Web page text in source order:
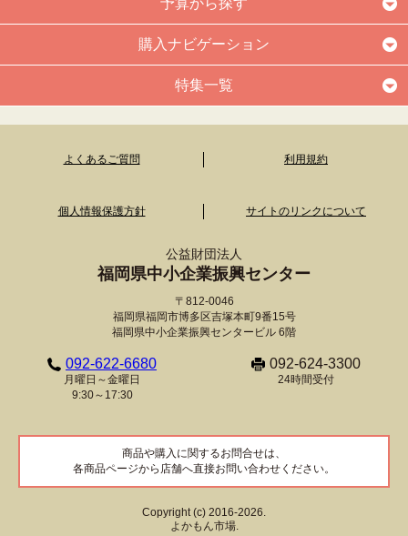
予算から探す
購入ナビゲーション
特集一覧
よくあるご質問 利用規約
個人情報保護方針 サイトのリンクについて
公益財団法人
福岡県中小企業振興センター
〒812-0046
福岡県福岡市博多区吉塚本町9番15号
福岡県中小企業振興センタービル 6階
092-622-6680
月曜日～金曜日
9:30～17:30
092-624-3300
24時間受付
商品や購入に関するお問合せは、
各商品ページから店舗へ直接お問い合わせください。
Copyright (c) 2016-2026.
よかもん市場.